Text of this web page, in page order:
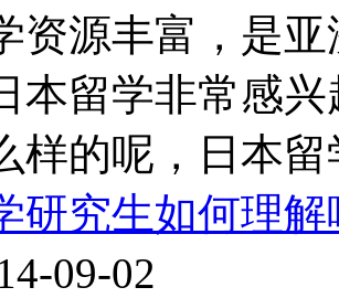
资源丰富，是
本留学非常感
样的呢，日本
研究生如何理解
09-02